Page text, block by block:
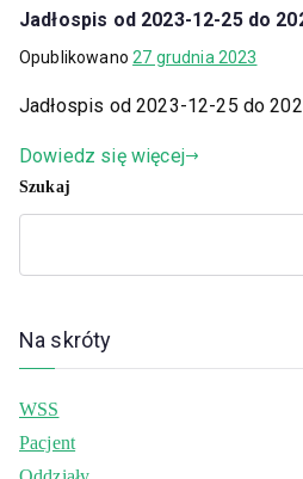
Jadłospis od 2023-12-25 do
Opublikowano27 grudnia 2023
Jadłospis od 2023-12-25 do
Dowiedz się więcej
Szukaj
Na skróty
WSS
Pacjent